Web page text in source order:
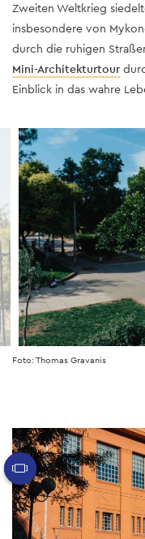
Zweiten Weltkrieg
insbesondere von
durch die ruhigen
Mini-Architekturtour
Einblick in das wahre
Foto: Thomas Gravanis